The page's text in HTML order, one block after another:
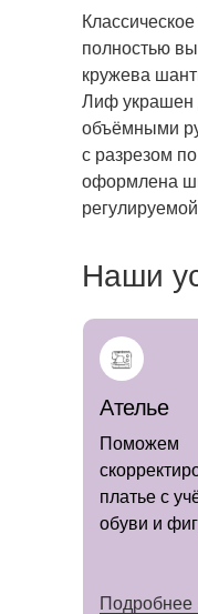
полностью
кружева
Лиф украшен
объёмными
с разрезом
оформлена
Наши
Ателье
Поможем
платье с
обуви и
Подробнее